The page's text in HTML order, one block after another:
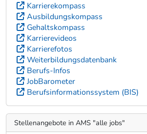
Karrierekompass
Ausbildungskompass
Gehaltskompass
Karrierevideos
Karrierefotos
Weiterbildungsdatenbank
Berufs-Infos
JobBarometer
Berufsinformationssystem (BIS)
Stellenangebote in AMS "alle jobs"